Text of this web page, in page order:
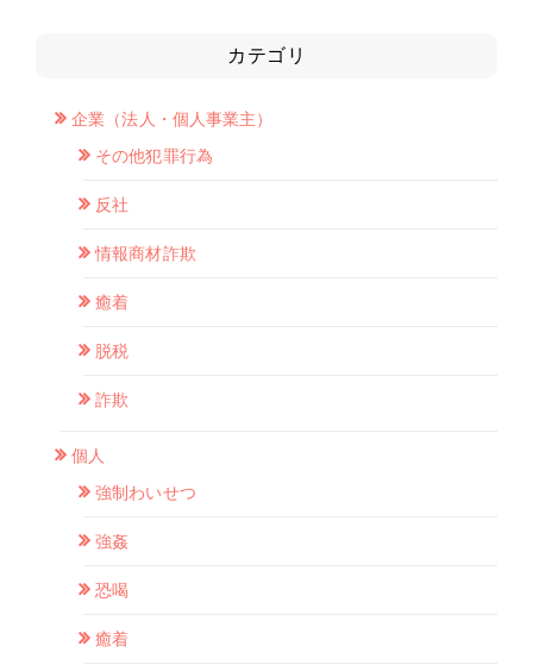
カテゴリ
企業（法人・個人事業主）
その他犯罪行為
反社
情報商材詐欺
癒着
脱税
詐欺
個人
強制わいせつ
強姦
恐喝
癒着